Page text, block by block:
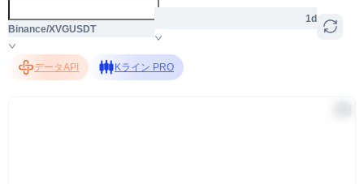
Binance/XVGUSDT
1d
データAPI Kライン PRO